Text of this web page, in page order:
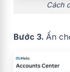
Cách
Bước 3. Ấn